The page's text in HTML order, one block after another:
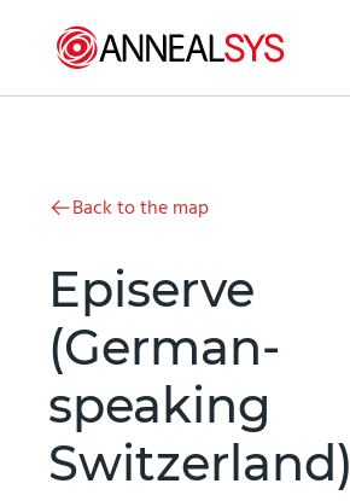
Back to the map
Episerve
(German-
speaking
Switzerland)